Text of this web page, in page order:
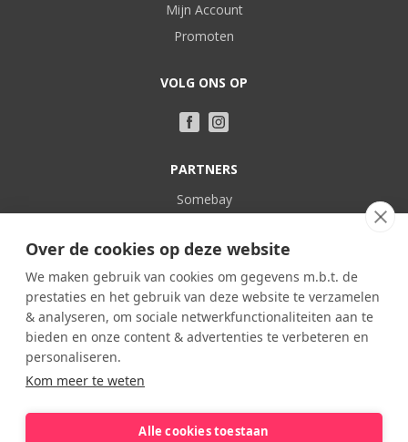
Over de cookies op deze website
We maken gebruik van cookies om gegevens m.b.t. de
prestaties en het gebruik van deze website te verzamelen
& analyseren, om sociale netwerkfunctionaliteiten aan te
bieden en onze content & advertenties te verbeteren en
personaliseren.
Kom meer te weten
Alle cookies toestaan
Mijn Account
Promoten
VOLG ONS OP
PARTNERS
Somebay
POPULAIR
Frankrijk
Spanje